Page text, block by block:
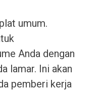
umum.
Anda dengan
lamar. Ini akan
pemberi kerja